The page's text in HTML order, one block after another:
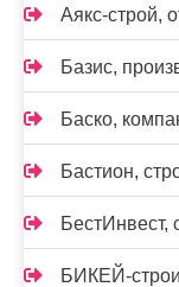
Аякс-строй,
Базис,
Баско,
Бастион,
БестИнвест,
БИКЕЙ-